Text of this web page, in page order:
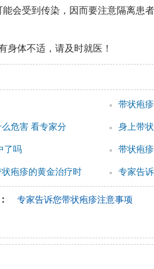
会受到传染，因而要注意隔离患
身体不适，请及时就医！
带状疱
危害 看专家分 身上带
了吗 带状疱
疱疹的黄金治疗时 专家告
专家告诉您带状疱疹注意事项